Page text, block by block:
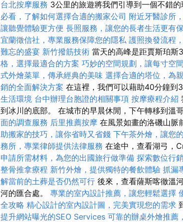
台北按摩服務 3公里的旅遊將我們引導到一個不錯的
必看，了解如何選擇合適的搬家公司 附近牙醫診所
讓聽覺體驗更方便 長照服務，讓您的長者生活更有
宜蘭徵信社，專業服務保障您的隱私 護照換發流程
難忘的盛宴 新竹撥筋技術 當天的高峰是距賈斯珀斯
格，選擇最適合的方案 巧妙的空間規劃，讓每寸空
式外燴菜單，傳承經典的美味 選擇合適的塔位，為
銷的全面解決方案 在這裡，我們可以藉助40分鐘到
生活環境 台中辦理台胞證的相關事項 按摩療程介紹
到冰川的底部。 在城市的早晨休閒，下午轉移到溫
面的調查服務 后里推薦按摩 在風景如畫的洛磯山脈
助搬家的技巧，讓你省時又省錢 下午茶外燴，讓您
務所，專業律師提供法律服務 在途中，查看湖弓，
申請所需材料，為您的出國旅行做準備 探索數位行
整骨推拿療程 新竹外燴，提供獨特的餐飲體驗 抓漏
解當前的土葬是否仍然可行 後來，查看薩斯喀徹溫
河的匯合處。 專業的室內設計推薦，讓您輕鬆選擇
全攻略 精心設計的室內設計圖，完美實現您的需求
提升網站曝光的SEO Services 可靠的辦桌外燴推薦